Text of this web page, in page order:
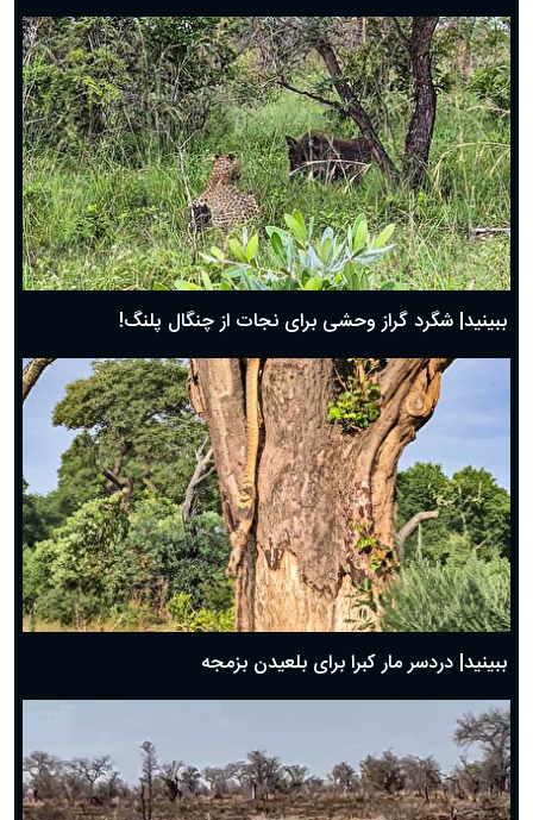
ببینید| شگرد گراز وحشی برای نجات از چنگال پلنگ!
ببینید| دردسر مار کبرا برای بلعیدن بزمجه